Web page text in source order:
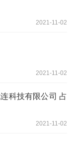
2021-11-02
2021-11-02
科技有限公司 占
2021-11-02